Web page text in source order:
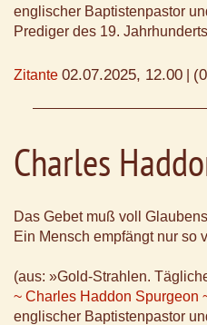
englischer Baptistenpastor
Prediger des 19.
Zitante 02.07.2025, 12.00
Charles
Das Gebet muß voll
Ein Mensch empfängt nur so
(aus: »Gold-Strahlen.
~ Charles Haddon Spurgeon
englischer Baptistenpastor